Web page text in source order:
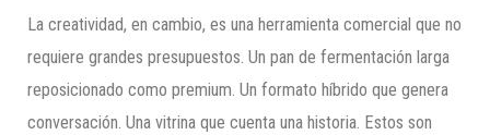
La creatividad, en cambio, es una herramienta comercial que no
requiere grandes presupuestos. Un pan de fermentación larga
reposicionado como premium. Un formato híbrido que genera
conversación. Una vitrina que cuenta una historia. Estos son